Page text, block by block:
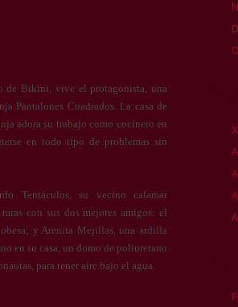
de Bikini, vive el protagonista, una
Pantalones Cuadrados. La casa de
adora su trabajo como cocinero en
en todo tipo de problemas sin
Tentáculos, su vecino calamar
con sus dos mejores amigos: el
y Arenita Mejillas, una ardilla
en su casa, un domo de poliuretano
para tener aire bajo el agua.